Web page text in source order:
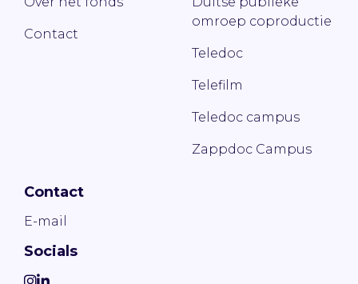
Contact
omroep coproductie
Teledoc
Telefilm
Teledoc campus
Zappdoc Campus
Contact
E-mail
Socials